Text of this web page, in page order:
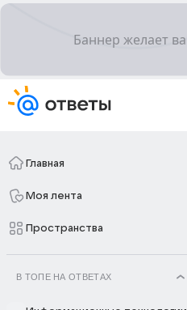
Главная
Моя лента
Пространства
В ТОПЕ НА ОТВЕТАХ